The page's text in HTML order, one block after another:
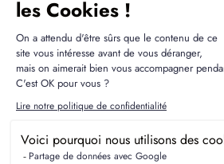
Résidences Picardes est le 1er